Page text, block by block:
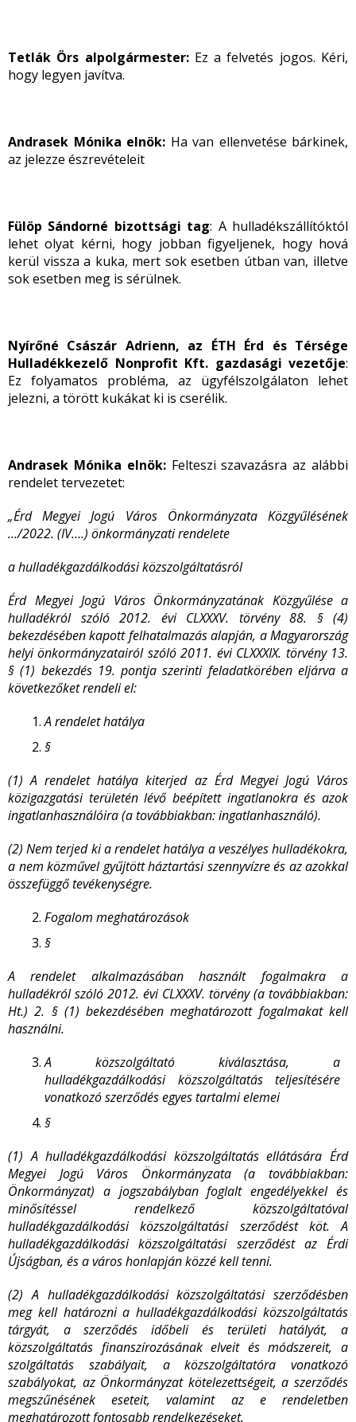
Tetlák Örs alpolgármester: Ez a felvetés jogos. Kéri,
hogy legyen javítva.
Andrasek Mónika elnök: Ha van ellenvetése bárkinek,
az jelezze észrevételeit
Fülöp Sándorné bizottsági tag: A hulladékszállítóktól
lehet olyat kérni, hogy jobban figyeljenek, hogy hová
kerül vissza a kuka, mert sok esetben útban van, illetve
sok esetben meg is sérülnek.
Nyírőné Császár Adrienn, az ÉTH Érd és Térsége
Hulladékkezelő Nonprofit Kft. gazdasági vezetője:
Ez folyamatos probléma, az ügyfélszolgálaton lehet
jelezni, a törött kukákat ki is cserélik.
Andrasek Mónika elnök: Felteszi szavazásra az alábbi
rendelet tervezetet:
„Érd Megyei Jogú Város Önkormányzata Közgyűlésének
.../2022. (IV….) önkormányzati rendelete
a hulladékgazdálkodási közszolgáltatásról
Érd Megyei Jogú Város Önkormányzatának Közgyűlése a
hulladékról szóló 2012. évi CLXXXV. törvény 88. § (4)
bekezdésében kapott felhatalmazás alapján, a Magyarország
helyi önkormányzatairól szóló 2011. évi CLXXXIX. törvény 13.
§ (1) bekezdés 19. pontja szerinti feladatkörében eljárva a
következőket rendeli el:
A rendelet hatálya
§
(1) A rendelet hatálya kiterjed az Érd Megyei Jogú Város
közigazgatási területén lévő beépített ingatlanokra és azok
ingatlanhasználóira (a továbbiakban: ingatlanhasználó).
(2) Nem terjed ki a rendelet hatálya a veszélyes hulladékokra,
a nem közművel gyűjtött háztartási szennyvízre és az azokkal
összefüggő tevékenységre.
Fogalom meghatározások
§
A rendelet alkalmazásában használt fogalmakra a
hulladékról szóló 2012. évi CLXXXV. törvény (a továbbiakban:
Ht.) 2. § (1) bekezdésében meghatározott fogalmakat kell
használni.
A közszolgáltató kiválasztása, a
hulladékgazdálkodási közszolgáltatás teljesítésére
vonatkozó szerződés egyes tartalmi elemei
§
(1) A hulladékgazdálkodási közszolgáltatás ellátására Érd
Megyei Jogú Város Önkormányzata (a továbbiakban:
Önkormányzat) a jogszabályban foglalt engedélyekkel és
minősítéssel rendelkező közszolgáltatóval
hulladékgazdálkodási közszolgáltatási szerződést köt. A
hulladékgazdálkodási közszolgáltatási szerződést az Érdi
Újságban, és a város honlapján közzé kell tenni.
(2) A hulladékgazdálkodási közszolgáltatási szerződésben
meg kell határozni a hulladékgazdálkodási közszolgáltatás
tárgyát, a szerződés időbeli és területi hatályát, a
közszolgáltatás finanszírozásának elveit és módszereit, a
szolgáltatás szabályait, a közszolgáltatóra vonatkozó
szabályokat, az Önkormányzat kötelezettségeit, a szerződés
megszűnésének eseteit, valamint az e rendeletben
meghatározott fontosabb rendelkezéseket.